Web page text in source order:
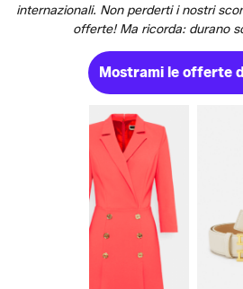
internazionali. Non perderti i nostri
offerte! Ma ricorda: durano
Mostrami le offerte